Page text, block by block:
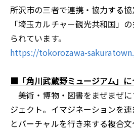
所沢市の三者で連携・協力する
「埼玉カルチャー観光共和国」
られています。
https://tokorozawa-
■「角川武蔵野ミュージアム」に
美術・博物・図書をまぜまぜ
ジェクト。イマジネーションを
とバーチャルを行き来する複合文